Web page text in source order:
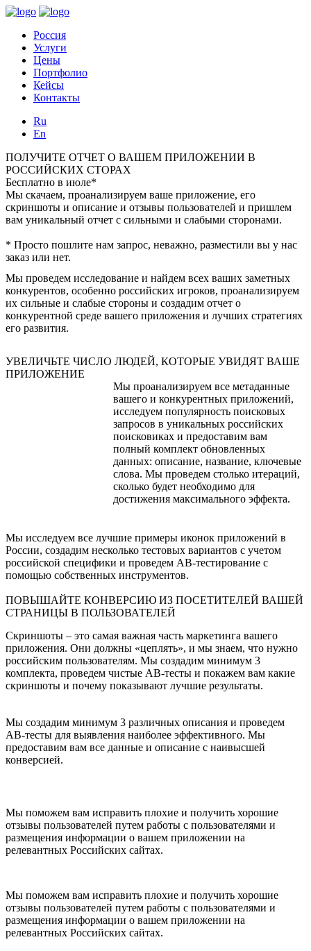
Россия
Услуги
Цены
Портфолио
Кейсы
Контакты
Ru
En
ПОЛУЧИТЕ ОТЧЕТ О ВАШЕМ ПРИЛОЖЕНИИ В
РОССИЙСКИХ СТОРАХ
Бесплатно в июле*
Мы скачаем, проанализируем ваше приложение, его
скриншоты и описание и отзывы пользователей и пришлем
вам уникальный отчет с сильными и слабыми сторонами.
* Просто пошлите нам запрос, неважно, разместили вы у нас
заказ или нет.
Мы проведем исследование и найдем всех ваших заметных
конкурентов, особенно российских игроков, проанализируем
их сильные и слабые стороны и создадим отчет о
конкурентной среде вашего приложения и лучших стратегиях
его развития.
УВЕЛИЧЬТЕ ЧИСЛО ЛЮДЕЙ, КОТОРЫЕ УВИДЯТ ВАШЕ
ПРИЛОЖЕНИЕ
Мы проанализируем все метаданные
вашего и конкурентных приложений,
исследуем популярность поисковых
запросов в уникальных российских
поисковиках и предоставим вам
полный комплект обновленных
данных: описание, название, ключевые
слова. Мы проведем столько итераций,
сколько будет необходимо для
достижения максимального эффекта.
Мы исследуем все лучшие примеры иконок приложений в
России, создадим несколько тестовых вариантов с учетом
российской специфики и проведем АВ-тестирование с
помощью собственных инструментов.
ПОВЫШАЙТЕ КОНВЕРСИЮ ИЗ ПОСЕТИТЕЛЕЙ ВАШЕЙ
СТРАНИЦЫ В ПОЛЬЗОВАТЕЛЕЙ
Скриншоты – это самая важная часть маркетинга вашего
приложения. Они должны «цеплять», и мы знаем, что нужно
российским пользователям. Мы создадим минимум 3
комплекта, проведем чистые АВ-тесты и покажем вам какие
скриншоты и почему показывают лучшие результаты.
Мы создадим минимум 3 различных описания и проведем
АВ-тесты для выявления наиболее эффективного. Мы
предоставим вам все данные и описание с наивысшей
конверсией.
Мы поможем вам исправить плохие и получить хорошие
отзывы пользователей путем работы с пользователями и
размещения информации о вашем приложении на
релевантных Российских сайтах.
Мы поможем вам исправить плохие и получить хорошие
отзывы пользователей путем работы с пользователями и
размещения информации о вашем приложении на
релевантных Российских сайтах.